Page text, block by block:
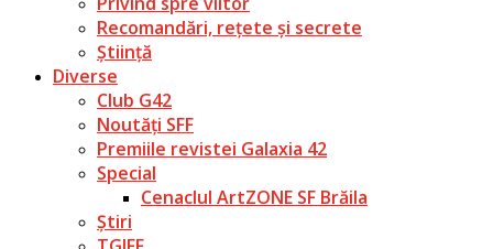
Recomandări, rețete și secrete
Știință
Diverse
Club G42
Noutăți SFF
Premiile revistei Galaxia 42
Special
Cenaclul ArtZONE SF Brăila
Știri